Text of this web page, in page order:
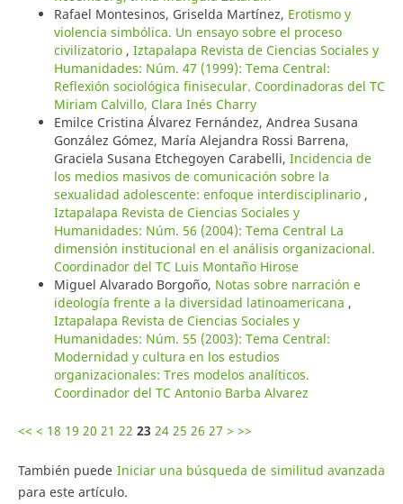
Rafael Montesinos, Griselda Martínez, Erotismo y
violencia simbólica. Un ensayo sobre el proceso
civilizatorio , Iztapalapa Revista de Ciencias Sociales y
Humanidades: Núm. 47 (1999): Tema Central:
Reflexión sociológica finisecular. Coordinadoras del TC
Miriam Calvillo, Clara Inés Charry
Emilce Cristina Álvarez Fernández, Andrea Susana
González Gómez, María Alejandra Rossi Barrena,
Graciela Susana Etchegoyen Carabelli, Incidencia de
los medios masivos de comunicación sobre la
sexualidad adolescente: enfoque interdisciplinario ,
Iztapalapa Revista de Ciencias Sociales y
Humanidades: Núm. 56 (2004): Tema Central La
dimensión institucional en el análisis organizacional.
Coordinador del TC Luis Montaño Hirose
Miguel Alvarado Borgoño, Notas sobre narración e
ideología frente a la diversidad latinoamericana ,
Iztapalapa Revista de Ciencias Sociales y
Humanidades: Núm. 55 (2003): Tema Central:
Modernidad y cultura en los estudios
organizacionales: Tres modelos analíticos.
Coordinador del TC Antonio Barba Alvarez
<< < 18 19 20 21 22 23 24 25 26 27 > >>
También puede Iniciar una búsqueda de similitud avanzada
para este artículo.